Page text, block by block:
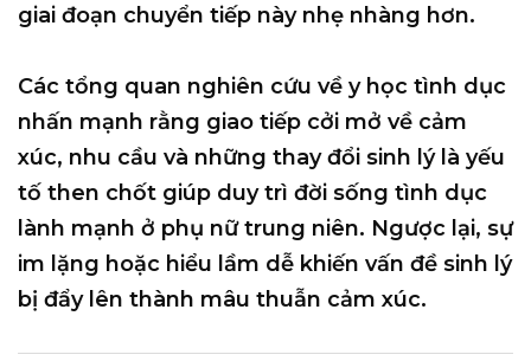
giai đoạn chuyển tiếp này nhẹ nhàng hơn.
Các tổng quan nghiên cứu về y học tình dục
nhấn mạnh rằng giao tiếp cởi mở về cảm
xúc, nhu cầu và những thay đổi sinh lý là yếu
tố then chốt giúp duy trì đời sống tình dục
lành mạnh ở phụ nữ trung niên. Ngược lại, sự
im lặng hoặc hiểu lầm dễ khiến vấn đề sinh lý
bị đẩy lên thành mâu thuẫn cảm xúc.